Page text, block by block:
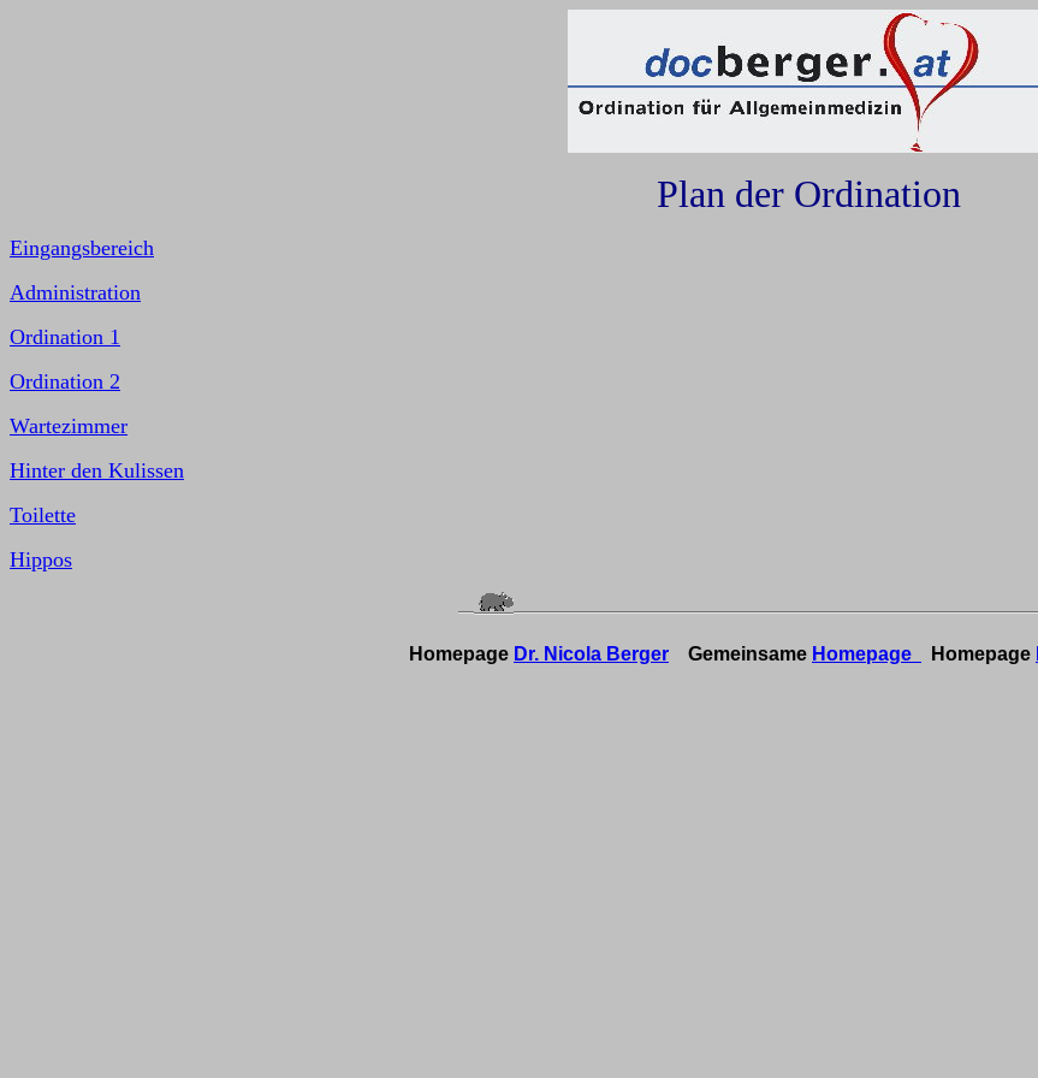
Plan der Ordination
Eingangsbereich
Administration
Ordination 1
Ordination 2
Wartezimmer
Hinter den Kulissen
Toilette
Hippos
Homepage Dr. Nicola Berger Gemeinsame Homepage Homepage